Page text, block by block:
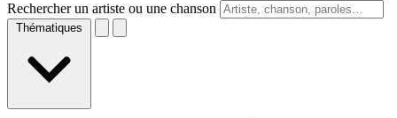
Rechercher un artiste ou une chanson
Thématiques